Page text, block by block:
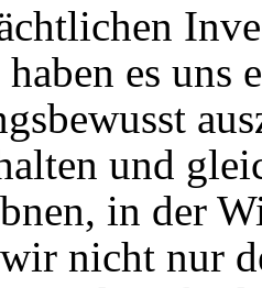
haben es
und
in der
nicht nur